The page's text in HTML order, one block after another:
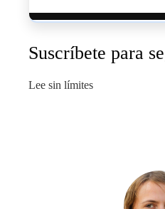
Suscríbete para
Lee sin límites